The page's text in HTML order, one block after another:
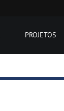
PROJETOS